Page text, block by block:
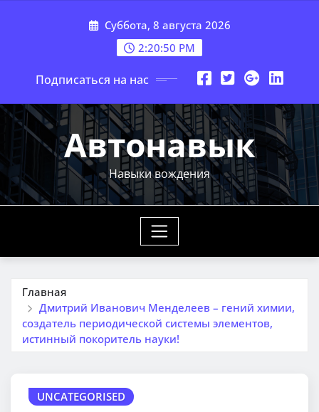
Суббота, 8 августа 2026
2:20:51 PM
Подписаться на нас
Автонавык
Навыки вождения
Главная
Дмитрий Иванович Менделеев – гений химии,
создатель периодической системы элементов,
истинный покоритель науки!
UNCATEGORISED